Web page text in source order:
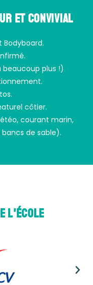
et convivial
Bodyboard.
beaucoup plus !)
côtier.
courant marin,
de sable).
l'école